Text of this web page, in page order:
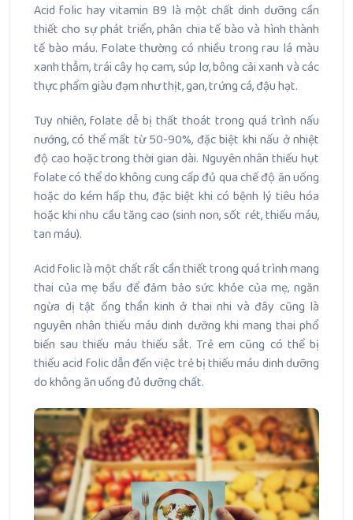
Acid folic hay vitamin B9 là một chất dinh dưỡng cần
thiết cho sự phát triển, phân chia tế bào và hình thành
tế bào máu. Folate thường có nhiều trong rau lá màu
xanh thẫm, trái cây họ cam, súp lơ, bông cải xanh và các
thực phẩm giàu đạm như thịt, gan, trứng cá, đậu hạt.
Tuy nhiên, folate dễ bị thất thoát trong quá trình nấu
nướng, có thể mất từ 50-90%, đặc biệt khi nấu ở nhiệt
độ cao hoặc trong thời gian dài. Nguyên nhân thiếu hụt
folate có thể do không cung cấp đủ qua chế độ ăn uống
hoặc do kém hấp thu, đặc biệt khi có bệnh lý tiêu hóa
hoặc khi nhu cầu tăng cao (sinh non, sốt rét, thiếu máu,
tan máu).
Acid folic là một chất rất cần thiết trong quá trình mang
thai của mẹ bầu để đảm bảo sức khỏe của mẹ, ngăn
ngừa dị tật ống thần kinh ở thai nhi và đây cũng là
nguyên nhân thiếu máu dinh dưỡng khi mang thai phổ
biến sau thiếu máu thiếu sắt. Trẻ em cũng có thể bị
thiếu acid folic dẫn đến việc trẻ bị thiếu máu dinh dưỡng
do không ăn uống đủ dưỡng chất.